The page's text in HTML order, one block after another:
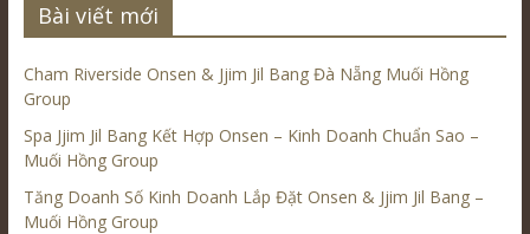
Bài viết mới
Cham Riverside Onsen & Jjim Jil Bang Đà Nẵng Muối Hồng
Group
Spa Jjim Jil Bang Kết Hợp Onsen – Kinh Doanh Chuẩn Sao –
Muối Hồng Group
Tăng Doanh Số Kinh Doanh Lắp Đặt Onsen & Jjim Jil Bang –
Muối Hồng Group